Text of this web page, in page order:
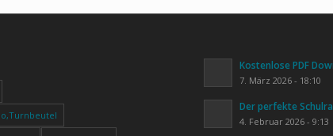
Kostenlose PDF
7. März 2026 - 18:10
Der perfekte
4. Februar 2026 - 9:13